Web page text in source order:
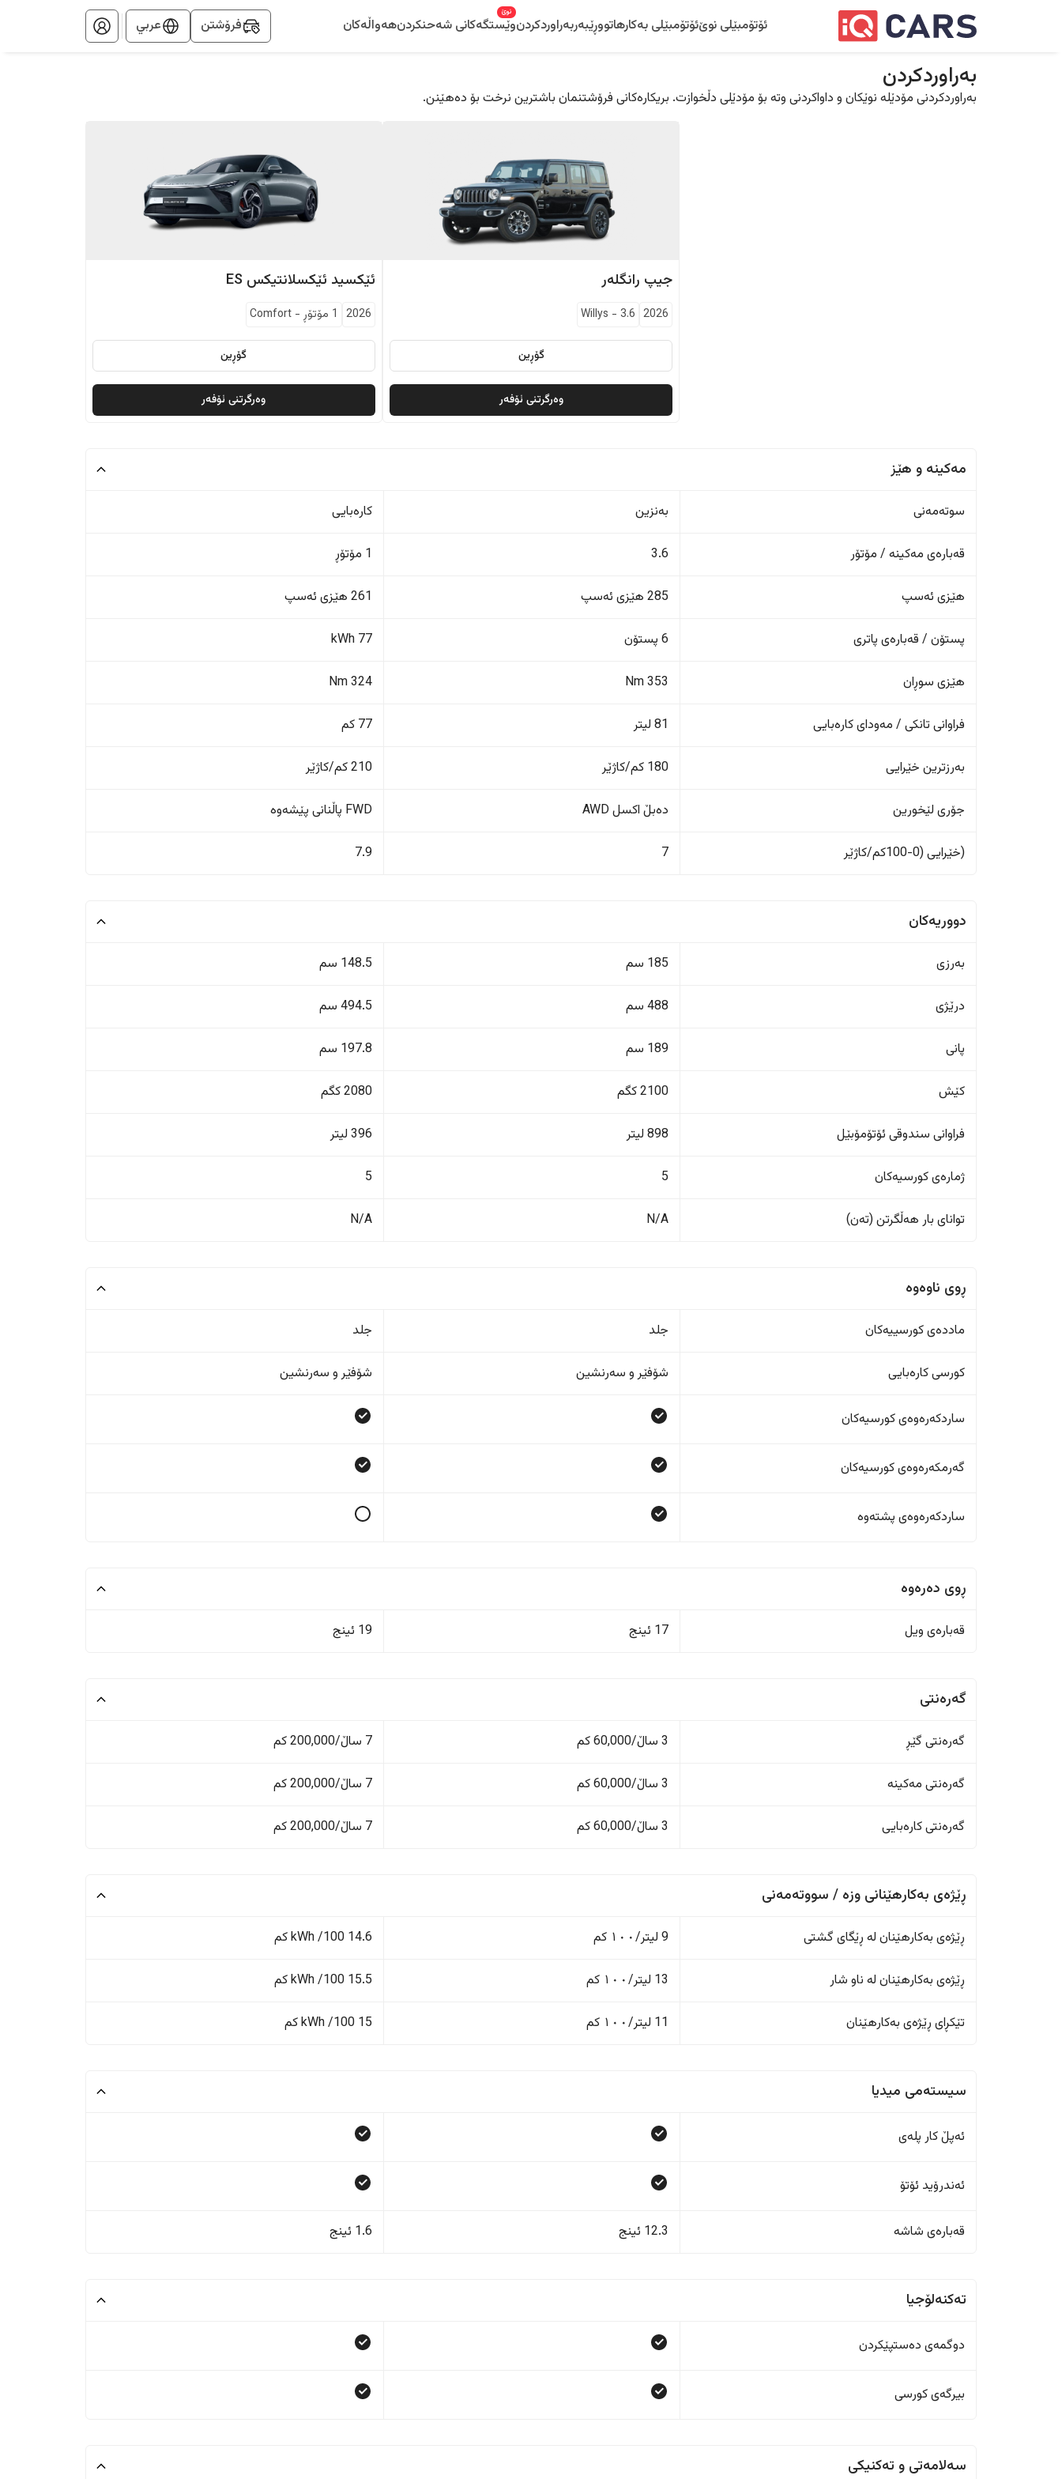
ئۆتۆمبێلی نوێئۆتۆمبێلی بەکارهاتووڕێبەربەراوردکردنوێستگەکانی شەحنکردن
نوێ
هەواڵەکان فرۆشتن عربي
بەراوردکردن
بەراوردکردنی مۆدێلە نوێکان و داواکردنی وتە بۆ مۆدێلی دڵخوازت. بریکارەکانی فرۆشتنمان باشترین نرخت بۆ دەهێنن.
جیپ رانگلەر
2026
Willys - 3.6
گۆڕین
وەرگرتنی ئۆفەر
ئێکسید ئێکسلانتیکس ES
2026
Comfort- 1 مۆتۆڕ
گۆڕین
وەرگرتنی ئۆفەر
مەکینە و هێز
سوتەمەنی بەنزین کارەبایی
قەبارەی مەکینە / مۆتۆر 3.6 1 مۆتۆڕ
هێزی ئەسپ 285 هێزی ئەسپ 261 هێزی ئەسپ
پستۆن / قەبارەی پاتری 6 پستۆن 77 kWh
هێزی سوڕان 353 Nm
324 Nm
فراوانی تانکی / مەودای کارەبایی 81 لیتر 77 كم
بەرزترین خێرایی 180 کم/کاژێر 210 کم/کاژێر
جۆری لێخورین دەبڵ اکسل AWD FWD پاڵنانی پێشەوە
(خێرایی (0-100کم/کاژێر 7
7.9
دووریەکان
بەرزی 185 سم 148.5 سم
درێژی 488 سم 494.5 سم
پانی 189 سم 197.8 سم
کێش 2100 کگم 2080 کگم
فراوانی سندوقی ئۆتۆمۆبێل 898 لیتر 396 لیتر
ژمارەی کورسیەکان 5
5
تواناى بار هەڵگرتن (تەن) N/A
N/A
ڕوی ناوەوە
ماددەی کورسییەکان جلد جلد
کورسی کارەبایی شۆفێر و سەرنشین شۆفێر و سەرنشین
ساردکەرەوەی کورسیەکان
گەرمکەرەوەی کورسیەکان
ساردکەرەوەی پشتەوە
ڕوی دەرەوە
قەبارەی ویل 17 ئینج 19 ئینج
گەرەنتی
گەرەنتی گێڕ 3 ساڵ/60,000 کم 7 ساڵ/200,000 کم
گەرەنتی مەکینە 3 ساڵ/60,000 کم 7 ساڵ/200,000 کم
گەرەنتی کارەبایی 3 ساڵ/60,000 کم 7 ساڵ/200,000 کم
ڕێژەی بەکارهێنانی وزە / سووتەمەنی
ڕێژەى بەکارهێنان له ڕێگای گشتی 9 لیتر/١٠٠ کم 14.6 kWh /100 کم
ڕێژەى بەکارهێنان له ناو شار 13 لیتر/١٠٠ کم 15.5 kWh /100 کم
تێکڕای ڕێژەى بەکارهێنان 11 لیتر/١٠٠ کم 15 kWh /100 کم
سیستەمی میدیا
ئەپڵ کار پلەی
ئەندرۆید ئۆتۆ
قەبارەی شاشە 12.3 ئینج 1.6 ئینج
تەکنەلۆجیا
دوگمەی دەستپێکردن
بیرگەی کورسی
سەلامەتی و تەکنیکی